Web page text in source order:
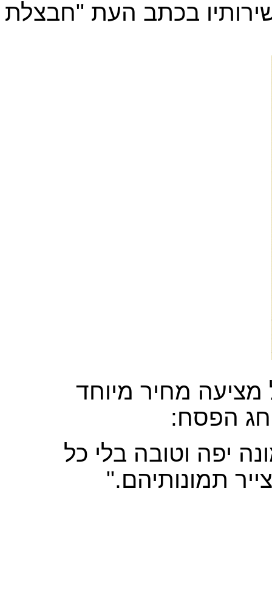
מחיר מיוחד
חג הפסח:
יפה וטובה בלי כל
תמונותיהם."